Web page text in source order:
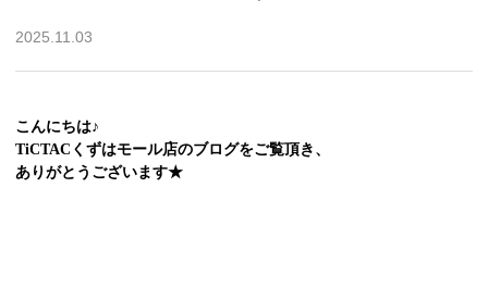
2025.11.03
こんにちは♪
TiCTACくずはモール店のブログをご覧頂き、
ありがとうございます★